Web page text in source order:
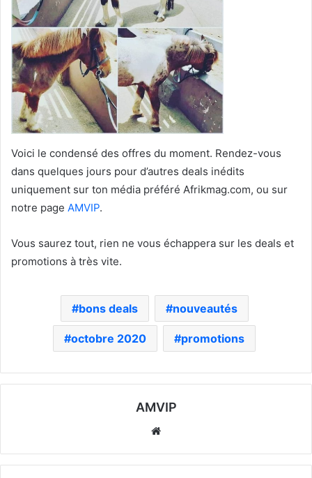
Voici le condensé des offres du moment. Rendez-vous
dans quelques jours pour d’autres deals inédits
uniquement sur ton média préféré Afrikmag.com, ou sur
notre page AMVIP.
Vous saurez tout, rien ne vous échappera sur les deals et
promotions à très vite.
bons deals nouveautés
octobre 2020 promotions
AMVIP